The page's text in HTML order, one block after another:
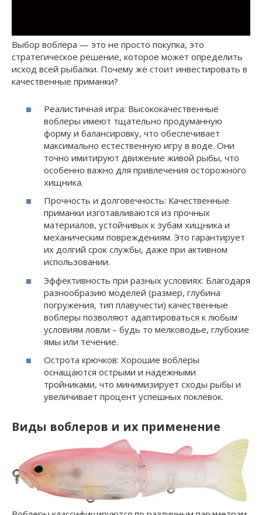
Выбор воблера — это не просто покупка, это
стратегическое решение, которое может определить
исход всей рыбалки. Почему же стоит инвестировать в
качественные приманки?
Реалистичная игра: Высококачественные
воблеры имеют тщательно продуманную
форму и балансировку, что обеспечивает
максимально естественную игру в воде. Они
точно имитируют движение живой рыбы, что
особенно важно для привлечения осторожного
хищника.
Прочность и долговечность: Качественные
приманки изготавливаются из прочных
материалов, устойчивых к зубам хищника и
механическим повреждениям. Это гарантирует
их долгий срок службы, даже при активном
использовании.
Эффективность при разных условиях: Благодаря
разнообразию моделей (размер, глубина
погружения, тип плавучести) качественные
воблеры позволяют адаптироваться к любым
условиям ловли – будь то мелководье, глубокие
ямы или течение.
Острота крючков: Хорошие воблеры
оснащаются острыми и надежными
тройниками, что минимизирует сходы рыбы и
увеличивает процент успешных поклевок.
Виды воблеров и их применение